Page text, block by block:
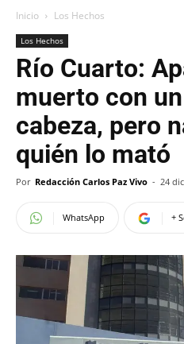
Inicio Los Hechos
Los Hechos
Río Cuarto:
muerto con
cabeza, pero
quién lo mató
Por Redacción Carlos Paz Vivo - 24
WhatsApp +